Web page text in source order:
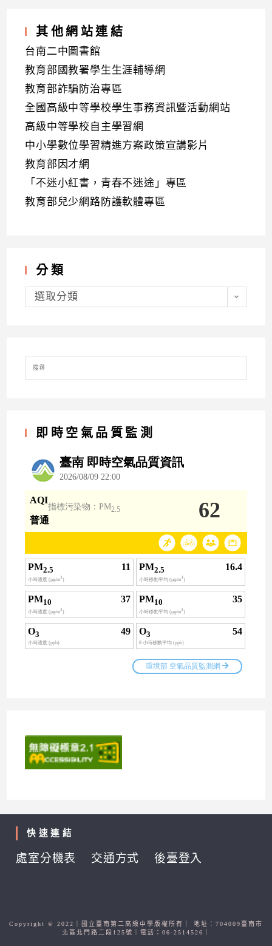
其他網站連結
台南二中圖書館
教育部國教署學生生涯輔導網
教育部詐騙防治專區
全國高級中等學校學生事務資訊暨活動網站
高級中等學校自主學習網
中小學數位學習精進方案政策宣講影片
教育部因才網
「不迷小紅書，青春不迷途」專區
教育部兒少網路防護軟體專區
分類
分
類選取分類
Search
for:
即時空氣品質監測
快速連結
處室分機表 交通方式 後臺登入
Copyright © 2022｜國立臺南第二高級中學版權所有｜ 地址：704009臺南市
北區北門路二段125號｜電話：06-2514526｜